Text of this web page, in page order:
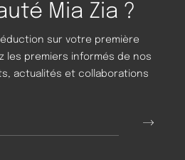
Mia Zia ?
sur votre première
les premiers informés de nos
actualités et collaborations